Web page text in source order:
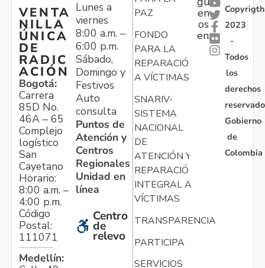
VENTA
NILLA
ÚNICA
DE
RADIC
ACIÓN
Bogotá:
Carrera
85D No.
46A – 65
Complejo
logístico
San
Cayetano
Horario:
8:00 a.m. –
4:00 p.m.
Código
Postal:
111071
Medellín:
Lunes a
viernes
8:00 a.m. –
6:00 p.m.
Sábado,
Domingo y
Festivos
Auto
consulta
Puntos de
Atención y
Centros
Regionales
Unidad en
línea
Centro
de
relevo
PAZ
FONDO
PARA LA
REPARACIÓN
A VÍCTIMAS
SNARIV-
SISTEMA
NACIONAL
DE
ATENCIÓN Y
REPARACIÓN
INTEGRAL A
VÍCTIMAS
TRANSPARENCIA
PARTICIPA
SERVICIOS
en
os
en:
Copyrigth
2023
-
Todos
los
derechos
Gobierno
de
Colombia